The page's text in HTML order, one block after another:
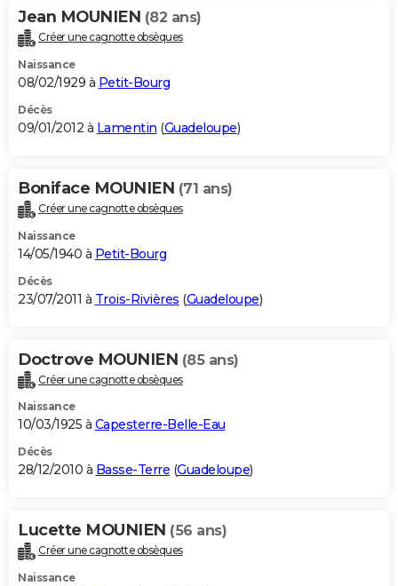
Jean MOUNIEN (82 ans)
Créer une cagnotte obsèques
Naissance
08/02/1929 à Petit-Bourg
Décès
09/01/2012 à Lamentin (Guadeloupe)
Boniface MOUNIEN (71 ans)
Créer une cagnotte obsèques
Naissance
14/05/1940 à Petit-Bourg
Décès
23/07/2011 à Trois-Rivières (Guadeloupe)
Doctrove MOUNIEN (85 ans)
Créer une cagnotte obsèques
Naissance
10/03/1925 à Capesterre-Belle-Eau
Décès
28/12/2010 à Basse-Terre (Guadeloupe)
Lucette MOUNIEN (56 ans)
Créer une cagnotte obsèques
Naissance